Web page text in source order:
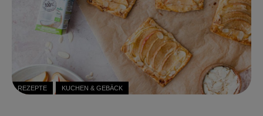
REZEPTE KUCHEN & GEBÄCK